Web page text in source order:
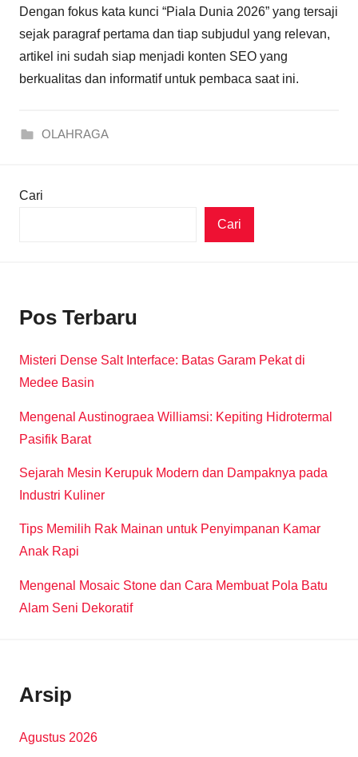
Dengan fokus kata kunci “Piala Dunia 2026” yang tersaji
sejak paragraf pertama dan tiap subjudul yang relevan,
artikel ini sudah siap menjadi konten SEO yang
berkualitas dan informatif untuk pembaca saat ini.
OLAHRAGA
Cari
Cari
Pos Terbaru
Misteri Dense Salt Interface: Batas Garam Pekat di
Medee Basin
Mengenal Austinograea Williamsi: Kepiting Hidrotermal
Pasifik Barat
Sejarah Mesin Kerupuk Modern dan Dampaknya pada
Industri Kuliner
Tips Memilih Rak Mainan untuk Penyimpanan Kamar
Anak Rapi
Mengenal Mosaic Stone dan Cara Membuat Pola Batu
Alam Seni Dekoratif
Arsip
Agustus 2026